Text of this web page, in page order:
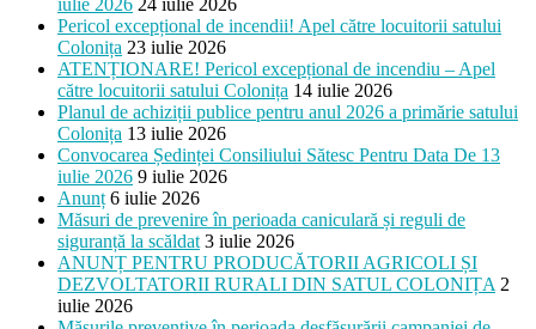
Pericol excepțional de incendii! Apel către locuitorii satului
Colonița 23 iulie 2026
ATENȚIONARE! Pericol excepțional de incendiu – Apel
către locuitorii satului Colonița 14 iulie 2026
Planul de achiziții publice pentru anul 2026 a primărie satului
Colonița 13 iulie 2026
Convocarea Ședinței Consiliului Sătesc Pentru Data De 13
iulie 2026 9 iulie 2026
Anunț 6 iulie 2026
Măsuri de prevenire în perioada caniculară și reguli de
siguranță la scăldat 3 iulie 2026
ANUNȚ PENTRU PRODUCĂTORII AGRICOLI ȘI
DEZVOLTATORII RURALI DIN SATUL COLONIȚA 2
iulie 2026